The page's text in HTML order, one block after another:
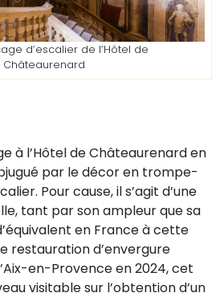
d’escalier de l’Hôtel de
Châteaurenard
à l’Hôtel de Châteaurenard en
par le décor en trompe-
Pour cause, il s’agit d’une
tant par son ampleur que sa
en France à cette
restauration d’envergure
en-Provence en 2024, cet
visitable sur l’obtention d’un